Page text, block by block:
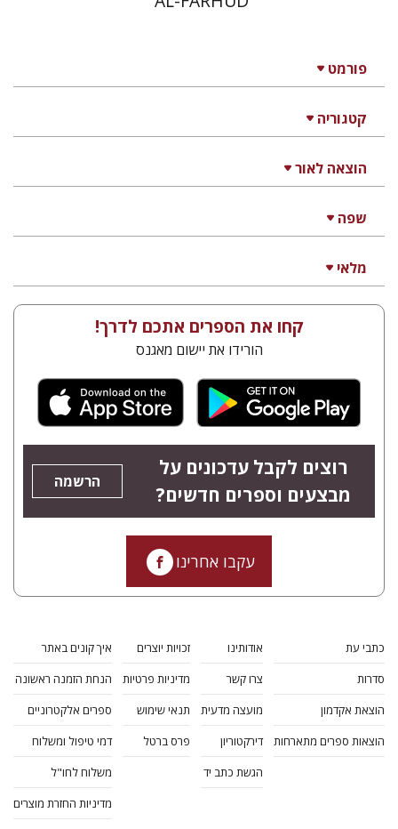
פורמט
קטגוריה
הוצאה לאור
שפה
מלאי
קחו את הספרים אתכם לדרך!
הורידו את יישום מאגנס
רוצים לקבל עדכונים על
מבצעים וספרים חדשים?
הרשמה
עקבו אחרינו
כתבי עת
סדרות
הוצאת אקדמון
הוצאות ספרים מתארחות
אודותינו
צרו קשר
מועצה מדעית
דירקטוריון
הגשת כתב יד
זכויות יוצרים
מדיניות פרטיות
תנאי שימוש
פרס ברטל
איך קונים באתר
הנחת הזמנה ראשונה
ספרים אלקטרוניים
דמי טיפול ומשלוח
משלוח לחו"ל
מדיניות החזרת מוצרים